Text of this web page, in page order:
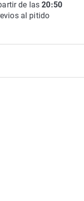
de las20:50
al pitido